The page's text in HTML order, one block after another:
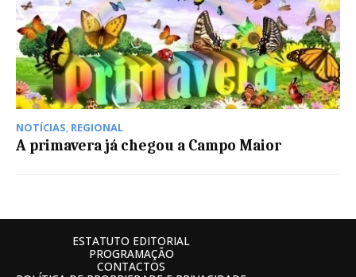
NOTÍCIAS, REGIONAL
A primavera já chegou a Campo Maior
ESTATUTO EDITORIAL
PROGRAMAÇÃO
CONTACTOS